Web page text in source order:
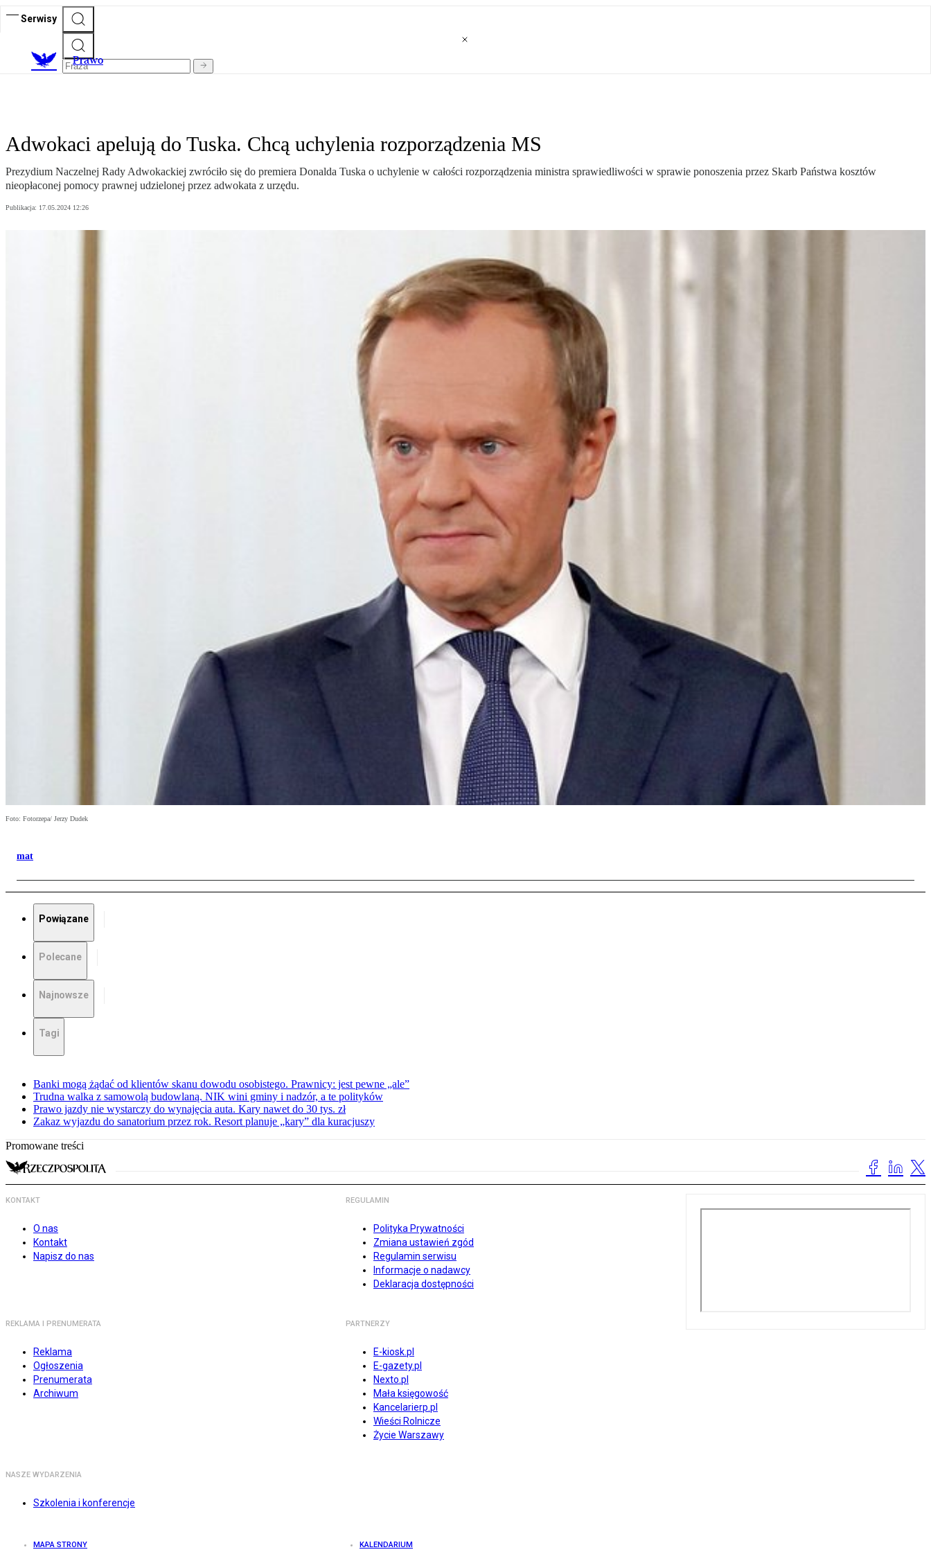
Serwisy
Prawo
Adwokaci apelują do Tuska. Chcą uchylenia rozporządzenia MS
Prezydium Naczelnej Rady Adwokackiej zwróciło się do premiera Donalda Tuska o uchylenie w całości rozporządzenia ministra sprawiedliwości w sprawie ponoszenia przez Skarb Państwa kosztów
nieopłaconej pomocy prawnej udzielonej przez adwokata z urzędu.
Publikacja: 17.05.2024 12:26
Foto: Fotorzepa/ Jerzy Dudek
mat
Powiązane
Polecane
Najnowsze
Tagi
Banki mogą żądać od klientów skanu dowodu osobistego. Prawnicy: jest pewne „ale”
Trudna walka z samowolą budowlaną. NIK wini gminy i nadzór, a te polityków
Prawo jazdy nie wystarczy do wynajęcia auta. Kary nawet do 30 tys. zł
Zakaz wyjazdu do sanatorium przez rok. Resort planuje „kary” dla kuracjuszy
Promowane treści
KONTAKT
O nas
Kontakt
Napisz do nas
REGULAMIN
Polityka Prywatności
Zmiana ustawień zgód
Regulamin serwisu
Informacje o nadawcy
Deklaracja dostępności
REKLAMA I PRENUMERATA
Reklama
Ogłoszenia
Prenumerata
Archiwum
PARTNERZY
E-kiosk.pl
E-gazety.pl
Nexto.pl
Mała księgowość
Kancelarierp.pl
Wieści Rolnicze
Życie Warszawy
NASZE WYDARZENIA
Szkolenia i konferencje
MAPA STRONY KALENDARIUM